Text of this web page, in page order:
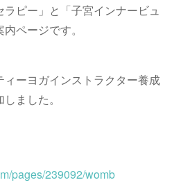
ピー」と「子宮インナービュ
ページです。
ーヨガインストラクター養成
ました。
pages/239092/womb